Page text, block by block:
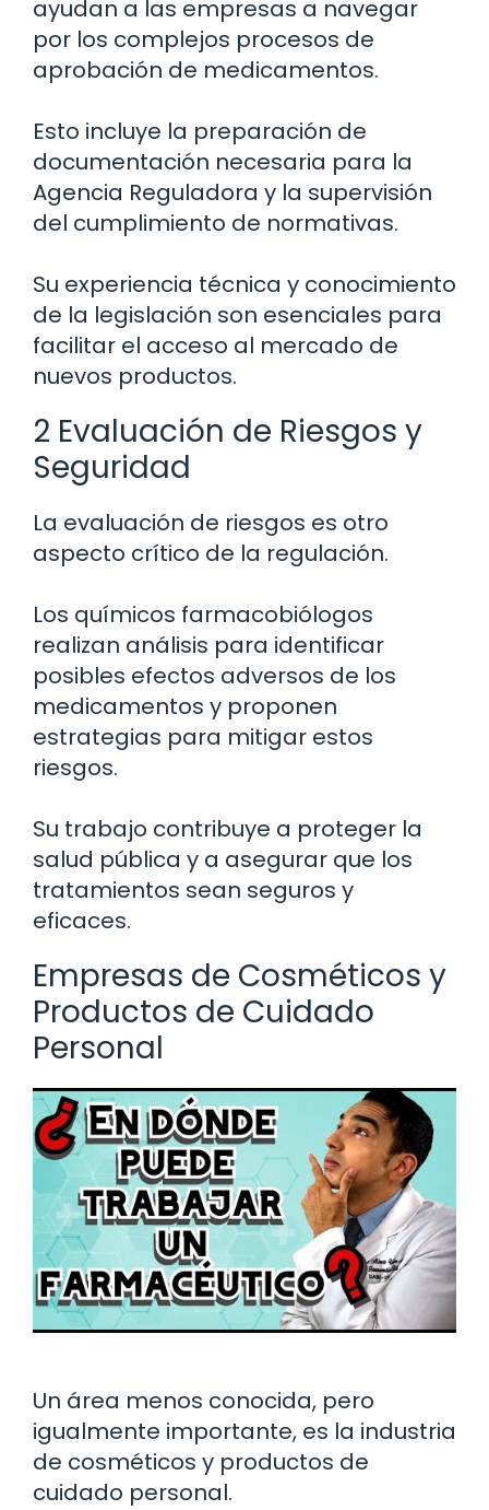
ayudan a las empresas a navegar
por los complejos procesos de
aprobación de medicamentos.
Esto incluye la preparación de
documentación necesaria para la
Agencia Reguladora y la supervisión
del cumplimiento de normativas.
Su experiencia técnica y conocimiento
de la legislación son esenciales para
facilitar el acceso al mercado de
nuevos productos.
2 Evaluación de Riesgos y
Seguridad
La evaluación de riesgos es otro
aspecto crítico de la regulación.
Los químicos farmacobiólogos
realizan análisis para identificar
posibles efectos adversos de los
medicamentos y proponen
estrategias para mitigar estos
riesgos.
Su trabajo contribuye a proteger la
salud pública y a asegurar que los
tratamientos sean seguros y
eficaces.
Empresas de Cosméticos y
Productos de Cuidado
Personal
Un área menos conocida, pero
igualmente importante, es la industria
de cosméticos y productos de
cuidado personal.